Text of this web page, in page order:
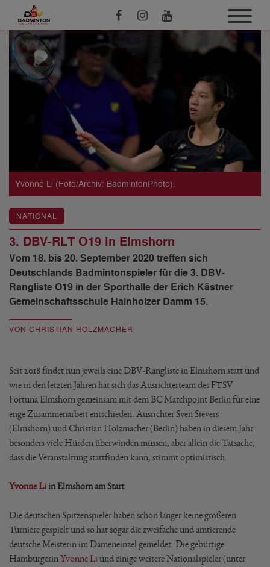
Yvonne Li (Foto/Archiv: BadmintonPhoto).
NATIONAL
3. DBV-RLT O19 in Elmshorn
Vom 18. bis 20. September 2020 treffen sich
Deutschlands Badmintonspieler für die 3. DBV-
Rangliste O19 in der Sporthalle der Erich Kästner
Gemeinschaftsschule Hainholzer Damm 15.
VON CHRISTIAN HOLZMACHER
Seit 2018 findet nun jeweils eine DBV-Rangliste in Elmshorn statt und
wie in den letzten Jahren hat sich das Ausrichterteam des FTSV
Fortuna Elmshorn gemeinsam mit dem BC Matchpoint Berlin für eine
enge Zusammenarbeit entschieden. Ausrichter Sven Sievers
(Elmshorn) und Christian Holzmacher (Berlin) haben in diesem Jahr
besonders viele Hürden überwinden müssen, aber allein die Tatsache,
dass die Veranstaltung stattfinden kann, stimmt optimistisch.
Yvonne Li in Elmshorn am Start
Die deutschen Spitzenspieler haben schon länger keine größeren
Turniere gespielt und so hat sogar die zweifache und amtierende
deutsche Meisterin im Dameneinzel gemeldet. Die gebürtige
Hamburgerin Yvonne Li und einige weitere Nationalspieler (unter